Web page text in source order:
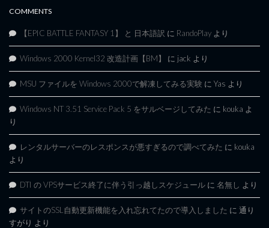
COMMENTS
【EPIC BATTLE FANTASY 1】 と 日本語訳 に RandoPlay より
Windows 2000 Kernel32 改造計画【BM】 に jack より
MSU ファイルを Windows 2000で解凍してみる実験 に Yas より
Windows NT 3.51 Service Pack 5 をサルベージしてみた に kouka よ
り
レンタルサーバーのレスポンスが悪すぎるので調べてみた に kouka
より
DTI の VPSサービス終了に伴う引っ越しスケジュール に 名無し より
サイトのSSL自動更新機能を入れ忘れてたので導入しました に 通り
すがり より